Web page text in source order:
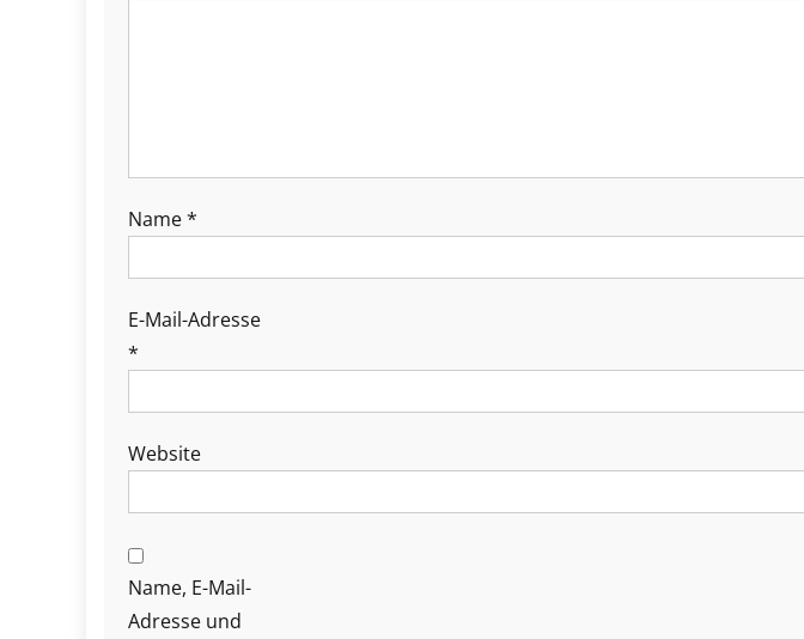
Name*
E-Mail-Adresse
*
Website
Name, E-Mail-
Adresse und